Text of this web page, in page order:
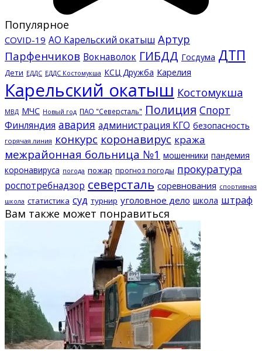
Популярное
COVID-19 АО Карельский окатыш Артур
Парфенчиков Вокнаволок ГИБДД Госдума ДТП
Дети ЕДДС ЕДДС Костомукша КСЦ Дружба Карелия
Карельский окатыш Костомукша
МВД МЧС Новый год ПАО "Северсталь" Полиция Спорт
Финляндия авария администрация КГО безопасность
горячая линия конкурс коронавирус кража
межрайонная больница №1 мошенники пандемия
коронавируса погода пожар прогноз погоды прокуратура
роспотребнадзор северсталь соревнования спортивная
школа статистика суд турнир уголовное дело школа штраф
Вам также может понравиться